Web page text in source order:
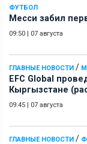
ФУТБОЛ
Месси забил
09:50 | 07 августа
ГЛАВНЫЕ НОВОСТИ /
EFC Global
Кыргызстане
09:45 | 07 августа
ГЛАВНЫЕ НОВОСТИ /